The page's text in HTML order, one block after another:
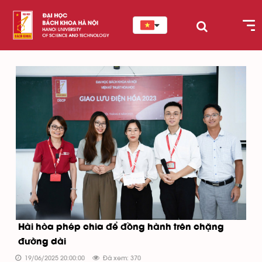
Hài hòa phép chia để đồng hành trên chặng
đường dài
19/06/2025 20:00:00 Đã xem: 370